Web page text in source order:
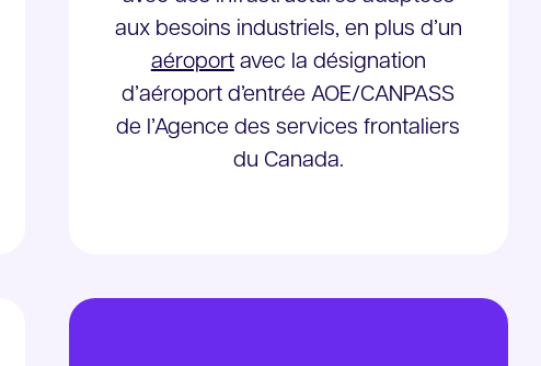
aux besoins industriels, en plus d’un
aéroportavec la désignation
d’aéroport d’entrée AOE/CANPASS
de l’Agence des services frontaliers
du Canada.